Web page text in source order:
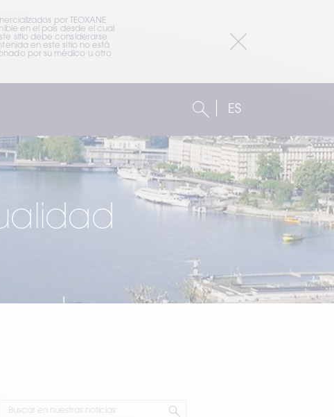
por TEOXANE
en el país desde el cual
sitio debe considerarse
en este sitio no está
por su médico u otro
ES